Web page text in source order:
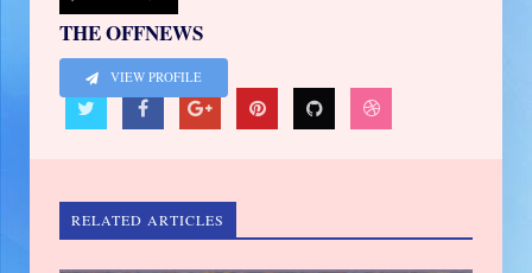
THE OFFNEWS
VIEW PROFILE
RELATED ARTICLES